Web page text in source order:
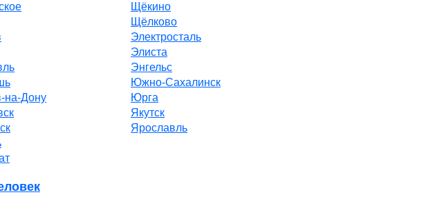
на-Дону
Щёкино
Щёлково
Электросталь
Элиста
Энгельс
Южно-Сахалинск
Юрга
Якутск
Ярославль